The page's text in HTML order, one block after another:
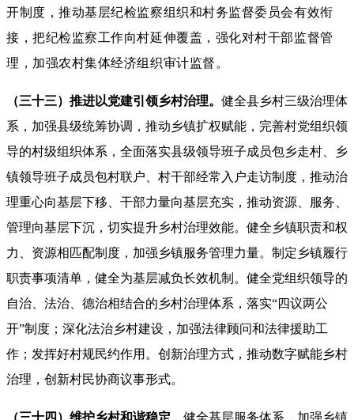
开制度，推动基层纪检监察组织和村务监督委员会有效衔
接，把纪检监察工作向村延伸覆盖，强化对村干部监督管
理，加强农村集体经济组织审计监督。
（三十三）推进以党建引领乡村治理。 健全县乡村三级治理体
系，加强县级统筹协调，推动乡镇扩权赋能，完善村党组织领
导的村级组织体系，全面落实县级领导班子成员包乡走村、乡
镇领导班子成员包村联户、村干部经常入户走访制度，推动治
理重心向基层下移、干部力量向基层充实，推动资源、服务、
管理向基层下沉，切实提升乡村治理效能。健全乡镇职责和权
力、资源相匹配制度，加强乡镇服务管理力量。制定乡镇履行
职责事项清单，健全为基层减负长效机制。健全党组织领导的
自治、法治、德治相结合的乡村治理体系，落实“四议两公
开”制度；深化法治乡村建设，加强法律顾问和法律援助工
作；发挥好村规民约作用。创新治理方式，推动数字赋能乡村
治理，创新村民协商议事形式。